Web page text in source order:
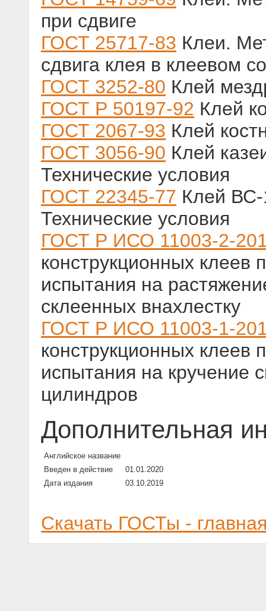
при сдвиге
ГОСТ 25717-83 Клеи.
сдвига клея в клеевом
ГОСТ 3252-80 Клей
ГОСТ Р 50197-92 Клей
ГОСТ 2067-93 Клей
ГОСТ 3056-90 Клей
Технические условия
ГОСТ 22345-77 Клей ВС-
Технические условия
ГОСТ Р ИСО 11003-2-
конструкционных клеев
испытания на
склеенных внахлестку
ГОСТ Р ИСО 11003-1-
конструкционных клеев
испытания на кручение
цилиндров
Дополнительная
Английское название
Введен в действие
01.01.2020
Дата издания
03.10.2019
Скачать ГОСТы -